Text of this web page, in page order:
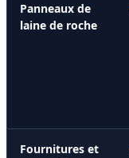
Panneaux de
laine de roche
Fournitures et